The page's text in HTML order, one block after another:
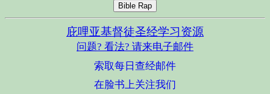
Bible Rap
庇哩亚基督徒圣经学习资源
问题? 看法? 请来电子邮件
索取每日查经邮件
在脸书上关注我们